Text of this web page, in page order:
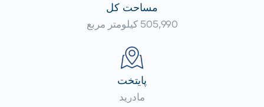
مساحت کل
505,990 کیلومتر مربع
پایتخت
مادرید